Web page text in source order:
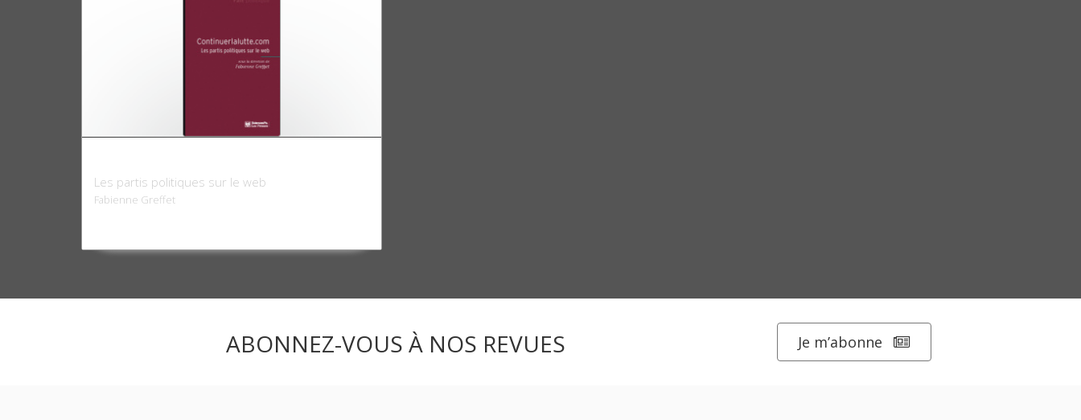
Les partis politiques sur le web
Fabienne Greffet
ABONNEZ-VOUS À NOS REVUES Je m’abonne